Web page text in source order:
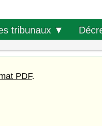
tribunaux ▼
PDF.